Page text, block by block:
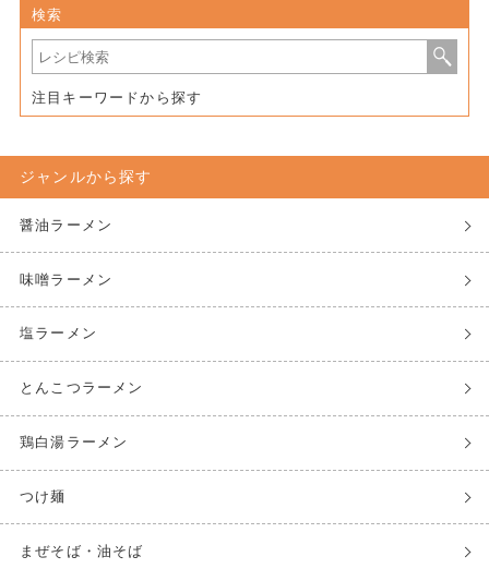
検索
注目キーワードから探す
ジャンルから探す
醤油ラーメン
味噌ラーメン
塩ラーメン
とんこつラーメン
鶏白湯ラーメン
つけ麺
まぜそば・油そば